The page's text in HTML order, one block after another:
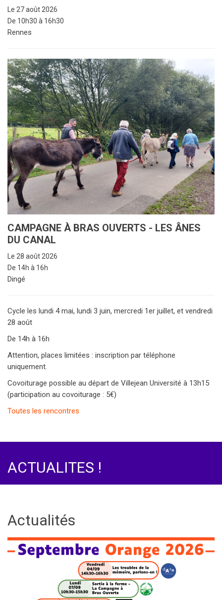
Le 27 août 2026
De 10h30 à 16h30
Rennes
CAMPAGNE À BRAS OUVERTS - LES ÂNES
DU CANAL
Le 28 août 2026
De 14h à 16h
Dingé
Cycle les lundi 4 mai, lundi 3 juin, mercredi 1er juillet, et vendredi
28 août
De 14h à 16h
Attention, places limitées : inscription par téléphone
uniquement.
Covoiturage possible au départ de Villejean Université à 13h15
(participation au covoiturage : 5€)
Toutes les rencontres
ACTUALITES !
Actualités